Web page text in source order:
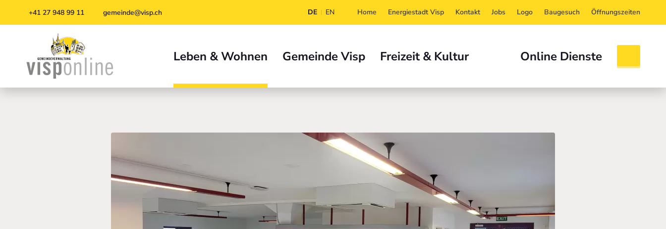
Zur Startseite
Zur Hauptnavigation
Zur Suche
Zum Hauptinhalt
Zum Fussbereich
+41 27 948 99 11 gemeinde@visp.ch DE EN Home Energiestadt Visp Kontakt Jobs Logo Baugesuch Öffnungszeiten
Leben & Wohnen Gemeinde Visp Freizeit & Kultur Online Dienste